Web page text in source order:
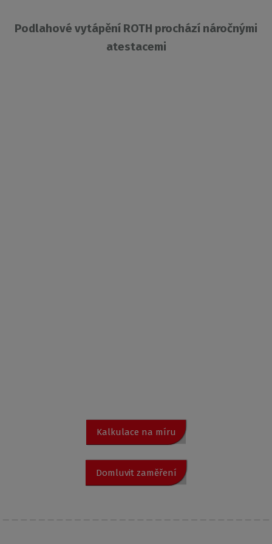
Podlahové vytápění ROTH prochází náročnými
atestacemi
Kalkulace na míru
Domluvit zaměření